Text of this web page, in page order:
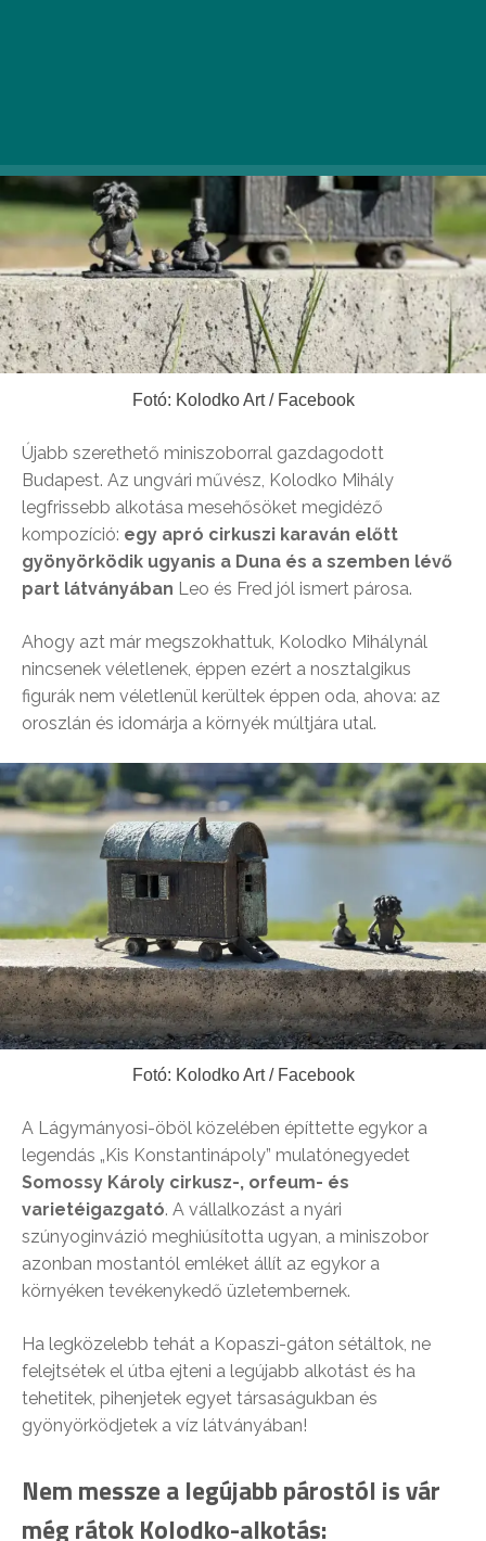
Fotó: Kolodko Art / Facebook
Újabb szerethető miniszoborral gazdagodott
Budapest. Az ungvári művész, Kolodko Mihály
legfrissebb alkotása mesehősöket megidéző
kompozíció: egy apró cirkuszi karaván előtt
gyönyörködik ugyanis a Duna és a szemben lévő
part látványában Leo és Fred jól ismert párosa.
Ahogy azt már megszokhattuk, Kolodko Mihálynál
nincsenek véletlenek, éppen ezért a nosztalgikus
figurák nem véletlenül kerültek éppen oda, ahova: az
oroszlán és idomárja a környék múltjára utal.
Fotó: Kolodko Art / Facebook
A Lágymányosi-öböl közelében építtette egykor a
legendás „Kis Konstantinápoly” mulatónegyedet
Somossy Károly cirkusz-, orfeum- és
varietéigazgató. A vállalkozást a nyári
szúnyoginvázió meghiúsította ugyan, a miniszobor
azonban mostantól emléket állít az egykor a
környéken tevékenykedő üzletembernek.
Ha legközelebb tehát a Kopaszi-gáton sétáltok, ne
felejtsétek el útba ejteni a legújabb alkotást és ha
tehetitek, pihenjetek egyet társaságukban és
gyönyörködjetek a víz látványában!
Nem messze a legújabb párostól is vár
még rátok Kolodko-alkotás: